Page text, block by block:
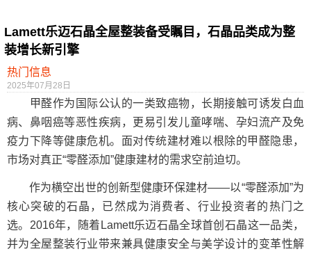
Lamett乐迈石晶全屋整装备受瞩目，石晶品类成为整
装增长新引擎
热门信息
2025年07月28日
甲醛作为国际公认的一类致癌物，长期接触可诱发白血
病、鼻咽癌等恶性疾病，更易引发儿童哮喘、孕妇流产及免
疫力下降等健康危机。面对传统建材难以根除的甲醛隐患，
市场对真正“零醛添加”健康建材的需求空前迫切。
作为横空出世的创新型健康环保建材——以“零醛添加”为
核心突破的石晶，已然成为消费者、行业投资者的热门之
选。2016年，随着Lamett乐迈石晶全球首创石晶这一品类，
并为全屋整装行业带来兼具健康安全与美学设计的变革性解